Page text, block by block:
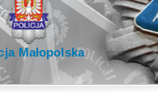
Małopolska